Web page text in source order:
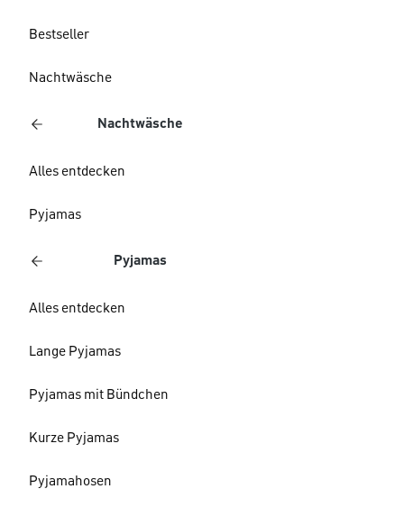
Bestseller
Nachtwäsche
Nachtwäsche
Alles entdecken
Pyjamas
Pyjamas
Alles entdecken
Lange Pyjamas
Pyjamas mit Bündchen
Kurze Pyjamas
Pyjamahosen